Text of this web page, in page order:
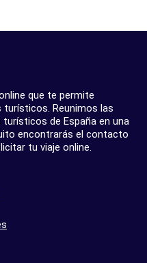
que te permite
Reunimos las
de España en una
encontrarás el contacto
tu viaje online.